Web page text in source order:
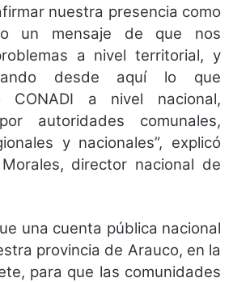
nuestra presencia como
un mensaje de que nos
a nivel territorial, y
desde aquí lo que
CONADI a nivel nacional,
autoridades comunales,
y nacionales”, explicó
director nacional de
una cuenta pública nacional
provincia de Arauco, en la
para que las comunidades